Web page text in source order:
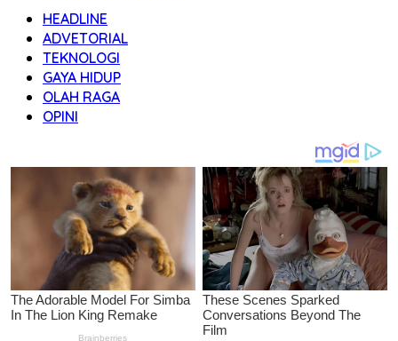
HEADLINE
ADVETORIAL
TEKNOLOGI
GAYA HIDUP
OLAH RAGA
OPINI